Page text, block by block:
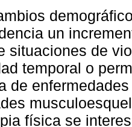
un
situaciones de
temporal o
de
física se